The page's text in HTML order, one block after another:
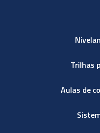
Trilhas
Aulas de